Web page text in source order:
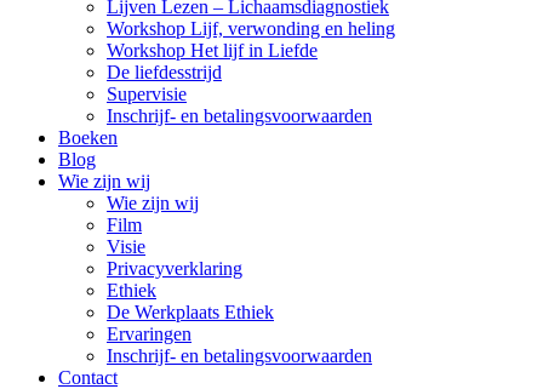
Lijven Lezen – Lichaamsdiagnostiek
Workshop Lijf, verwonding en heling
Workshop Het lijf in Liefde
De liefdesstrijd
Supervisie
Inschrijf- en betalingsvoorwaarden
Boeken
Blog
Wie zijn wij
Wie zijn wij
Film
Visie
Privacyverklaring
Ethiek
De Werkplaats Ethiek
Ervaringen
Inschrijf- en betalingsvoorwaarden
Contact